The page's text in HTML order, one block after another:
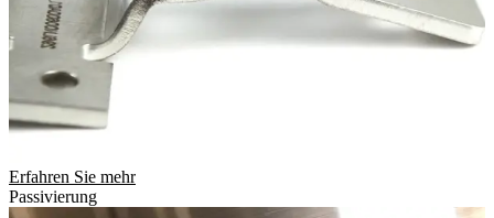
Erfahren Sie mehr
Passivierung